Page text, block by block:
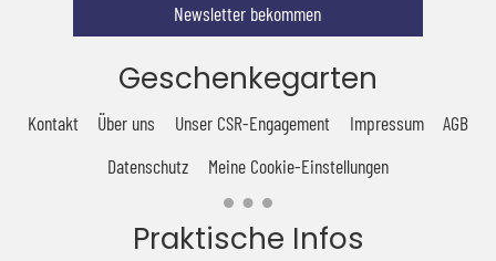
Newsletter bekommen
Geschenkegarten
Kontakt Über uns Unser CSR-Engagement Impressum
AGB
Datenschutz
Meine Cookie-Einstellungen
Praktische Infos